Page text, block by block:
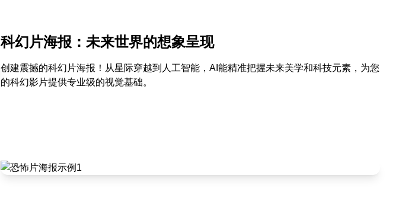
科幻片海报：未来世界的想象呈现
创建震撼的科幻片海报！从星际穿越到人工智能，AI能精准把握未来美学和科技元素，为您
的科幻影片提供专业级的视觉基础。